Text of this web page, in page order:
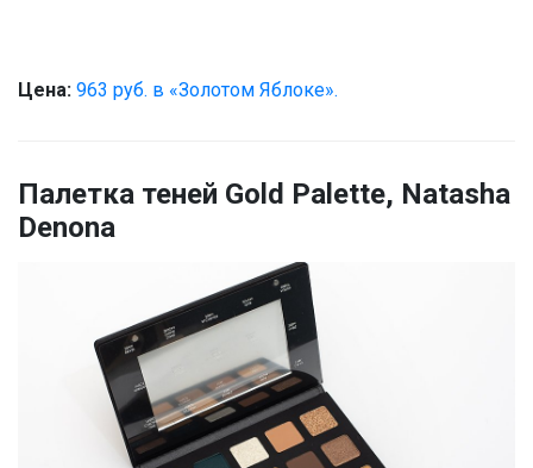
Цена: 963 руб. в «Золотом Яблоке».
Палетка теней Gold Palette, Natasha
Denona